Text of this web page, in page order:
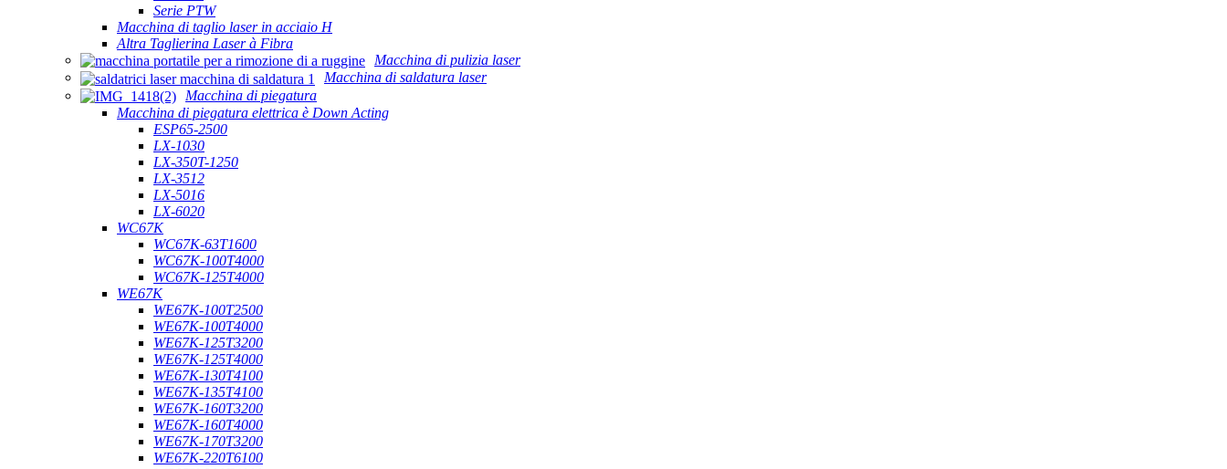
Serie PTW
Macchina di taglio laser in acciaio H
Altra Taglierina Laser à Fibra
Macchina di pulizia laser
Macchina di saldatura laser
Macchina di piegatura
Macchina di piegatura elettrica è Down Acting
ESP65-2500
LX-1030
LX-350T-1250
LX-3512
LX-5016
LX-6020
WC67K
WC67K-63T1600
WC67K-100T4000
WC67K-125T4000
WE67K
WE67K-100T2500
WE67K-100T4000
WE67K-125T3200
WE67K-125T4000
WE67K-130T4100
WE67K-135T4100
WE67K-160T3200
WE67K-160T4000
WE67K-170T3200
WE67K-220T6100